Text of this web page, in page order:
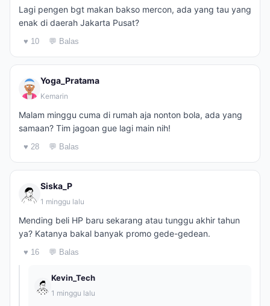
Lagi pengen bgt makan bakso mercon, ada yang tau yang
enak di daerah Jakarta Pusat?
♥ 10 💬 Balas
Yoga_Pratama
Kemarin
Malam minggu cuma di rumah aja nonton bola, ada yang
samaan? Tim jagoan gue lagi main nih!
♥ 28 💬 Balas
Siska_P
1 minggu lalu
Mending beli HP baru sekarang atau tunggu akhir tahun
ya? Katanya bakal banyak promo gede-gedean.
♥ 16 💬 Balas
Kevin_Tech
1 minggu lalu